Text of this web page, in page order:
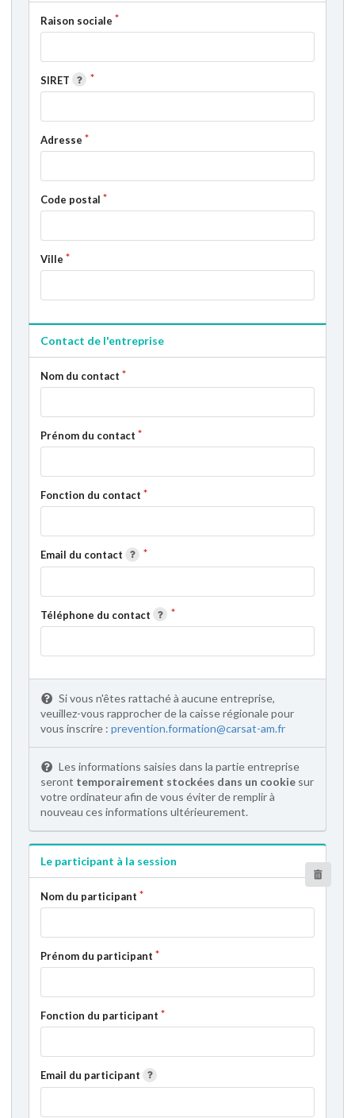
Raison sociale
SIRET
Adresse
Code postal
Ville
Contact de l'entreprise
Nom du contact
Prénom du contact
Fonction du contact
Email du contact
Téléphone du contact
Si vous n'êtes rattaché à aucune entreprise,
veuillez-vous rapprocher de la caisse régionale pour
vous inscrire : prevention.formation@carsat-am.fr
Les informations saisies dans la partie entreprise
seront temporairement stockées dans un cookie sur
votre ordinateur afin de vous éviter de remplir à
nouveau ces informations ultérieurement.
Le participant à la session
Nom du participant
Prénom du participant
Fonction du participant
Email du participant